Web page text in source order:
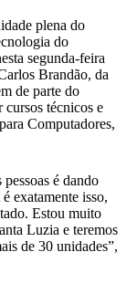
plena do
do
segunda-feira
Brandão, da
de parte do
cursos técnicos e
Computadores,
é dando
exatamente isso,
Estou muito
Luzia e teremos
de 30 unidades”,